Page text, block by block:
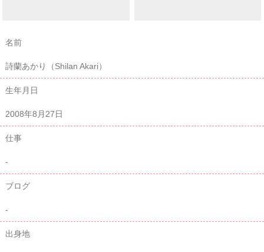
名前
詩蘭あかり（Shilan Akari）
生年月日
2008年8月27日
仕事
-
ブログ
-
出身地